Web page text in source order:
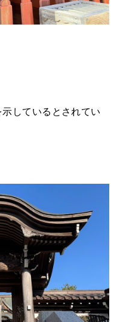
示しているとされてい